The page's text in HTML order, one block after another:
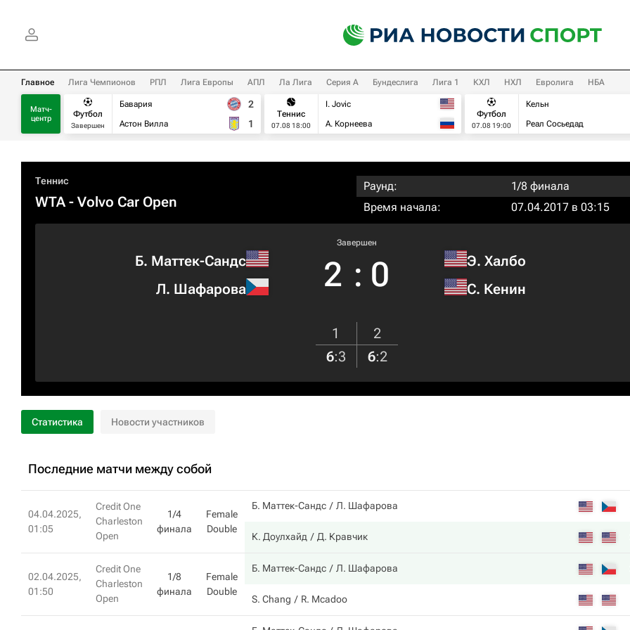
Главное Лига Чемпионов РПЛ Лига Европы АПЛ Ла Лига Серия А Бундеслига Лига 1 КХЛ НХЛ Евролига НБА
Матч-
центр
Футбол
Завершен
Бавария
Астон Вилла
2
1
Теннис
07.08 18:00
I. Jovic
А. Корнеева
Футбол
07.08 19:00
Кельн
Реал Сосьедад
Теннис
WTA- Volvo Car Open
Раунд:
1/8 финала
Время начала:
07.04.2017 в 03:15
Б. Маттек-Сандс
Л. Шафарова
Завершен
2 : 0
Э. Халбо
С. Кенин
1
2
6:3 6:2
Статистика Новости участников
Последние матчи между собой
04.04.2025,
01:05
Credit One
Charleston
Open
1/4
финала
Female
Double
Б. Маттек-Сандс Л. Шафарова
К. Доулхайд Д. Кравчик
02.04.2025,
01:50
Credit One
Charleston
Open
1/8
финала
Female
Double
Б. Маттек-Сандс Л. Шафарова
S. Chang R. Mcadoo